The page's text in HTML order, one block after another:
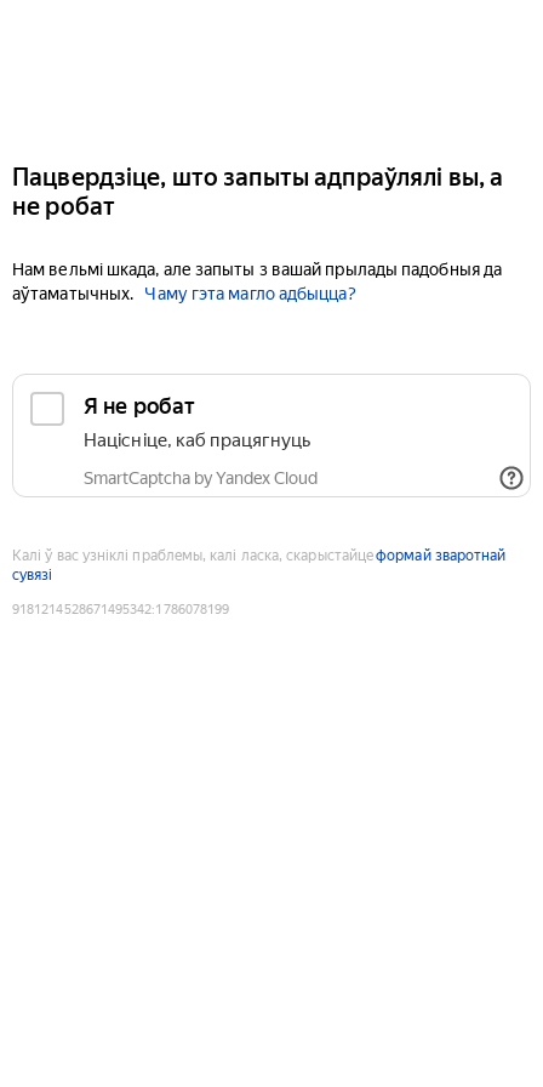
Пацвердзіце, што запыты адпраўлялі вы, а
не робат
Нам вельмі шкада, але запыты з вашай прылады падобныя да
аўтаматычных.
Чаму гэта магло адбыцца?
Я не робат
Націсніце, каб працягнуць
SmartCaptcha by Yandex Cloud
Калі ў вас узніклі праблемы, калі ласка, скарыстайцеформай зваротнай
сувязі
9181214528671495342:1786078199